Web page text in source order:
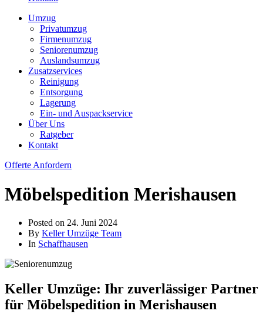
Umzug
Privatumzug
Firmenumzug
Seniorenumzug
Auslandsumzug
Zusatzservices
Reinigung
Entsorgung
Lagerung
Ein- und Auspackservice
Über Uns
Ratgeber
Kontakt
Offerte Anfordern
Möbelspedition Merishausen
Posted on 24. Juni 2024
By Keller Umzüge Team
In Schaffhausen
Keller Umzüge: Ihr zuverlässiger Partner
für Möbelspedition in Merishausen